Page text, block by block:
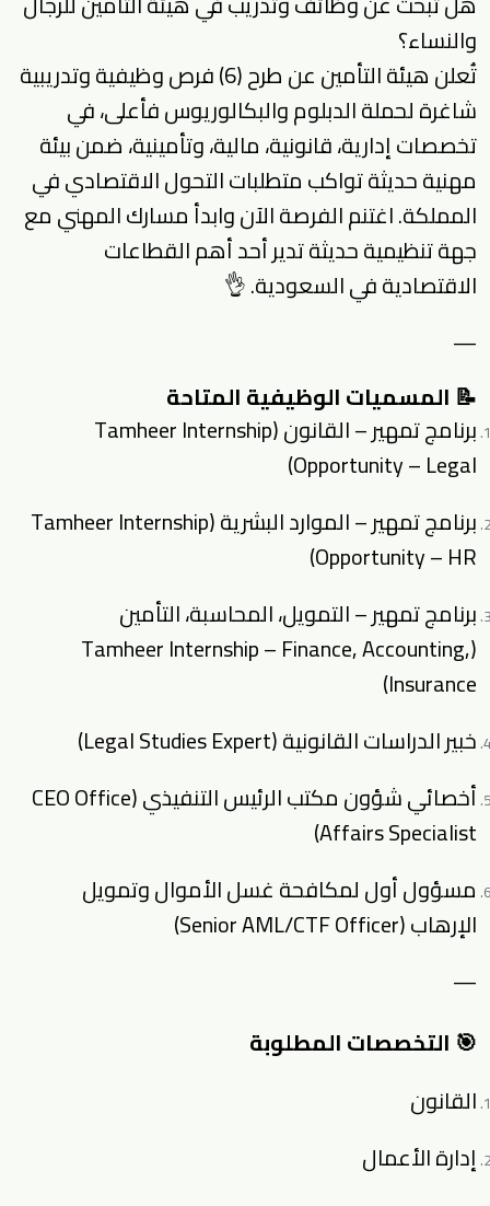
والنساء؟
تُعلن هيئة التأمين عن طرح (6) فرص وظيفية وتدريبية
شاغرة لحملة الدبلوم والبكالوريوس فأعلى، في
تخصصات إدارية، قانونية، مالية، وتأمينية، ضمن بيئة
مهنية حديثة تواكب متطلبات التحول الاقتصادي في
المملكة. اغتنم الفرصة الآن وابدأ مسارك المهني مع
جهة تنظيمية حديثة تدير أحد أهم القطاعات
الاقتصادية في السعودية. 👌
—
📝 المسميات الوظيفية المتاحة
برنامج تمهير – القانون (Tamheer Internship
Opportunity – Legal)
برنامج تمهير – الموارد البشرية (Tamheer Internship
Opportunity – HR)
برنامج تمهير – التمويل، المحاسبة، التأمين
(Tamheer Internship – Finance, Accounting,
Insurance)
خبير الدراسات القانونية (Legal Studies Expert)
أخصائي شؤون مكتب الرئيس التنفيذي (CEO Office
Affairs Specialist)
مسؤول أول لمكافحة غسل الأموال وتمويل
الإرهاب (Senior AML/CTF Officer)
—
🎯 التخصصات المطلوبة
القانون
إدارة الأعمال